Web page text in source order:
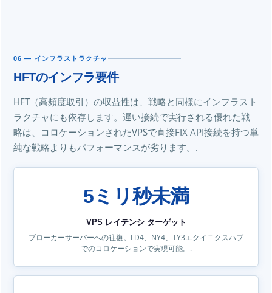
06 — インフラストラクチャ
HFTのインフラ要件
HFT（高頻度取引）の収益性は、戦略と同様にインフラスト
ラクチャにも依存します。遅い接続で実行される優れた戦
略は、コロケーションされたVPSで直接FIX API接続を持つ単
純な戦略よりもパフォーマンスが劣ります。.
5ミリ秒未満
VPS レイテンシ ターゲット
ブローカーサーバーへの往復。LD4、NY4、TY3エクイニクスハブ
でのコロケーションで実現可能。.